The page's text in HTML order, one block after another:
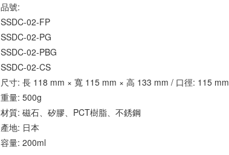
品號:
SSDC-02-FP
SSDC-02-PG
SSDC-02-PBG
SSDC-02-CS
尺寸: 長 118 mm × 寬 115 mm × 高 133 mm / 口徑: 115 mm
重量: 500g
材質: 磁石、矽膠、PCT樹脂、不銹鋼
產地: 日本
容量: 200ml